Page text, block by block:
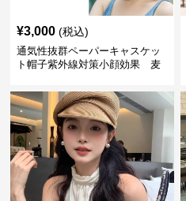
¥3,000 (税込)
通気性抜群ペーパーキャスケッ
ト帽子紫外線対策小顔効果 麦